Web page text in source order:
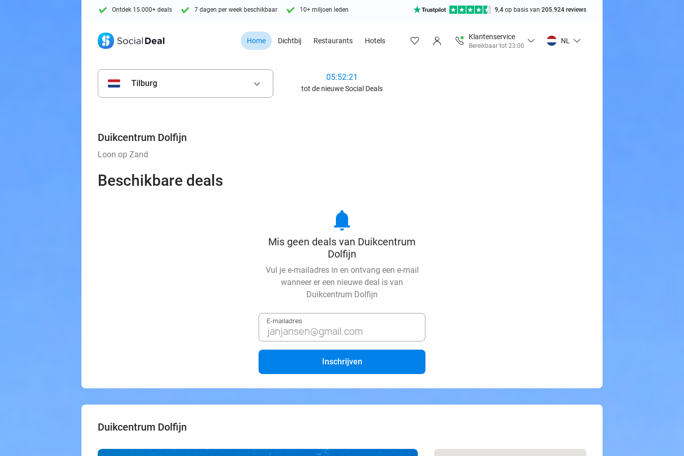
Ontdek 15.000+ deals 7 dagen per week beschikbaar 10+ miljoen leden 9,4 op basis van 205.924 reviews
Home Dichtbij Restaurants Hotels
Klantenservice
Bereikbaar tot 23:00
NL
Tilburg keyboard_arrow_down
05:52:19
tot de nieuwe Social Deals
Duikcentrum Dolfijn
Loon op Zand
Beschikbare deals
notifications
Mis geen deals van Duikcentrum
Dolfijn
Vul je e-mailadres in en ontvang een e-mail
wanneer er een nieuwe deal is van
Duikcentrum Dolfijn
E-mailadres
Inschrijven
Duikcentrum Dolfijn